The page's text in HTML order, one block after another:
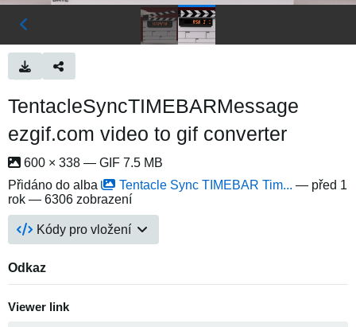
TentacleSyncTIMEBARMessage
ezgif.com video to gif converter
600 × 338 — GIF 7.5 MB
Přidáno do alba
Tentacle Sync TIMEBAR Tim... — před 1
rok — 6306 zobrazení
Kódy pro vložení
Odkaz
Viewer link